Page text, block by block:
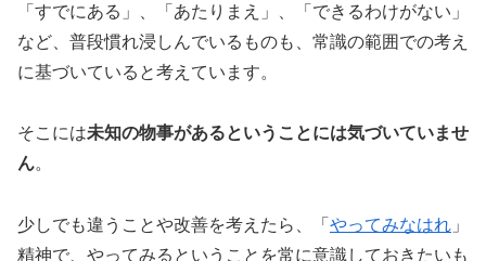
「すでにある」、「あたりまえ」、「できるわけがない」
など、普段慣れ浸しんでいるものも、常識の範囲での考え
に基づいていると考えています。
そこには未知の物事があるということには気づいていませ
ん。
少しでも違うことや改善を考えたら、「 やってみなはれ 」
精神で、やってみるということを常に意識しておきたいも